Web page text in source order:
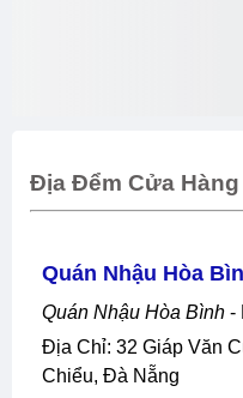
Địa Đểm Cửa
Quán Nhậu Hòa
Quán Nhậu Hòa Bình -
Địa Chỉ: 32 Giáp Văn Cương, Hoà Minh, Liên
Chiểu, Đà Nẵng